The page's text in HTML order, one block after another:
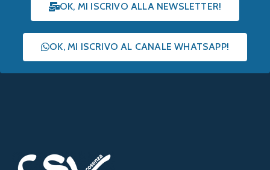
OK, MI ISCRIVO ALLA NEWSLETTER!
OK, MI ISCRIVO AL CANALE WHATSAPP!